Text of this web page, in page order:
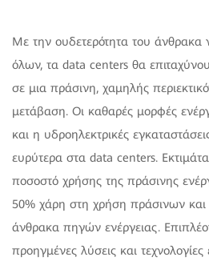
Με την ουδετερότητα του άνθρακα
όλων, τα data centers θα
σε μια πράσινη, χαμηλής
μετάβαση. Οι καθαρές μορφές
και η υδροηλεκτρικές
ευρύτερα στα data centers.
ποσοστό χρήσης της πράσινης
50% χάρη στη χρήση πράσινων
άνθρακα πηγών ενέργειας.
προηγμένες λύσεις και